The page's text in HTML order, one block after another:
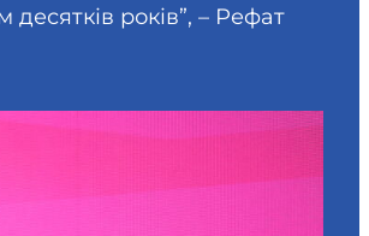
років”, – Рефат